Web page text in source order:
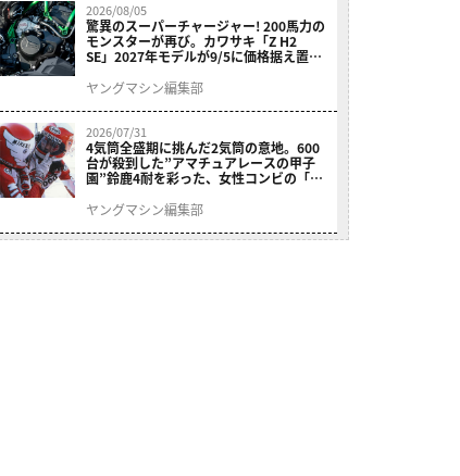
2026/08/05
驚異のスーパーチャージャー! 200馬力の
モンスターが再び。カワサキ「Z H2
SE」2027年モデルが9/5に価格据え置き
ヤングマシン編集部
2026/07/31
4気筒全盛期に挑んだ2気筒の意地。600
台が殺到した”アマチュアレースの甲子
園”鈴鹿4耐を彩った、女性コンビの「ス
ヤングマシン編集部